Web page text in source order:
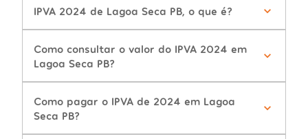
IPVA 2024 de Lagoa Seca PB, o que é?
Como consultar o valor do IPVA 2024 em
Lagoa Seca PB?
Como pagar o IPVA de 2024 em Lagoa
Seca PB?